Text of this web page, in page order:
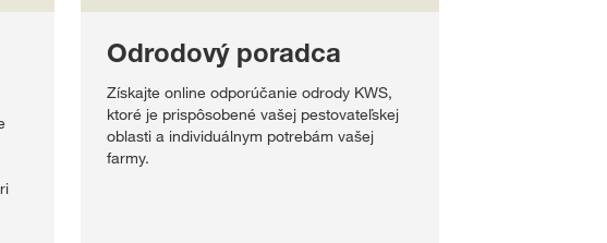
Odrodový poradca
Získajte online odporúčanie odrody KWS,
ktoré je prispôsobené vašej pestovateľskej
oblasti a individuálnym potrebám vašej
farmy.